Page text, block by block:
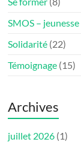
SMOS – jeunesse
Solidarité (22)
Témoignage (15)
Archives
juillet 2026 (1)